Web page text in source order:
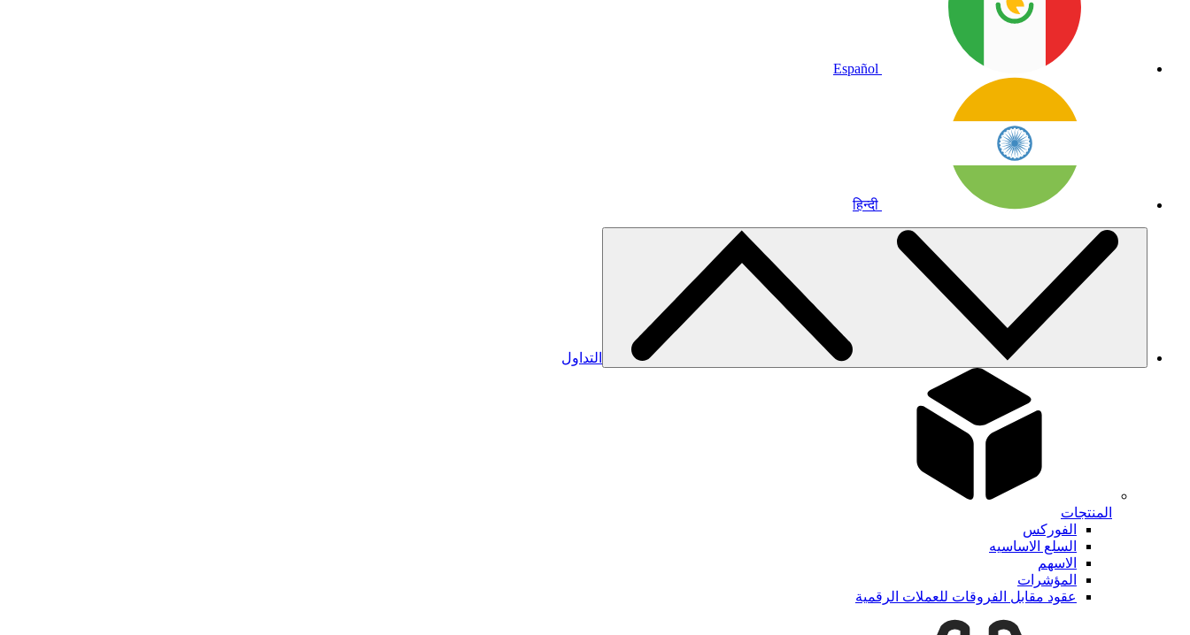
Español
हिन्दी
التداول
المنتجات
الفوركس
السلع الاساسيه
الاسهم
المؤشرات
عقود مقابل الفروقات للعملات الرقمية